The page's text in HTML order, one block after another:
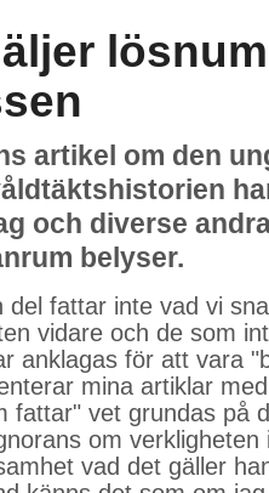
artikel om den
och diverse
belyser.
del fattar inte vad vi
vidare och de som
anklagas för att vara
mina artiklar
fattar" vet grundas på
om verkligheten
vad det gäller